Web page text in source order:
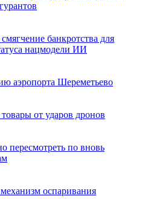
банкротства для
нацмодели ИИ
аэропорта Шереметьево
от ударов дронов
пересмотреть по вновь
оспаривания